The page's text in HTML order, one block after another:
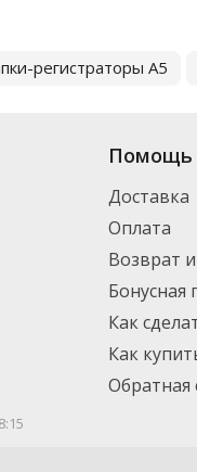
регистраторы А5
Помощь
Доставка
Оплата
Возврат
Бонусная
Как
Как
Обратная